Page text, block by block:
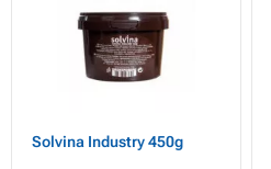
Solvina Industry 450g